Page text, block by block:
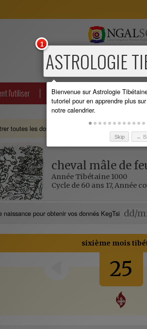
ASTROLOGIE
l'utiliser
toutes les données du calendrier adaptées pour
cheval mâle de
Année Tibétaine 1000
Cycle de 60 ans 17, Année
naissance pour obtenir vos donnés KegTsi
sixième mois
25
1
Bienvenue sur Astrologie
tutoriel pour en apprendre plus
notre calendrier.
Skip ←